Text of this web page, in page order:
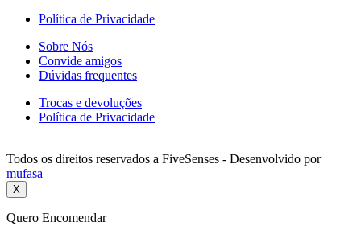
Política de Privacidade
Sobre Nós
Convide amigos
Dúvidas frequentes
Trocas e devoluções
Política de Privacidade
Todos os direitos reservados a FiveSenses - Desenvolvido por
mufasa
X
Quero Encomendar